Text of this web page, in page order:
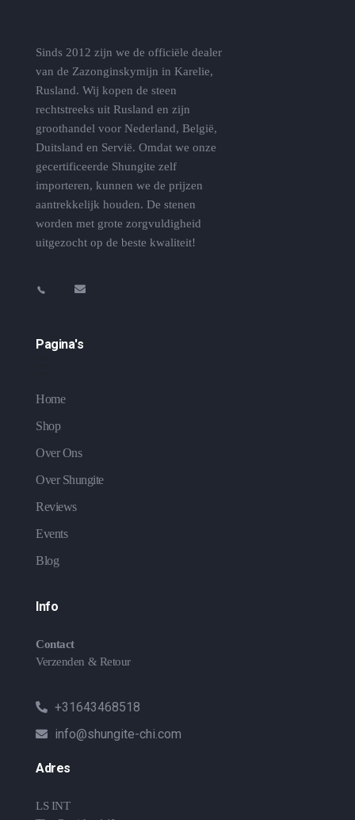
Sinds 2012 zijn we de officiële dealer
van de Zazonginskymijn in Karelie,
Rusland. Wij kopen de steen
rechtstreeks uit Rusland en zijn
groothandel voor Nederland, België,
Duitsland en Servië. Omdat we onze
gecertificeerde Shungite zelf
importeren, kunnen we de prijzen
aantrekkelijk houden. De stenen
worden met grote zorgvuldigheid
uitgezocht op de beste kwaliteit!
Pagina's
Home
Shop
Over Ons
Over Shungite
Reviews
Events
Blog
Info
Contact
Verzenden & Retour
+31643468518
info@shungite-chi.com
Adres
LS INT